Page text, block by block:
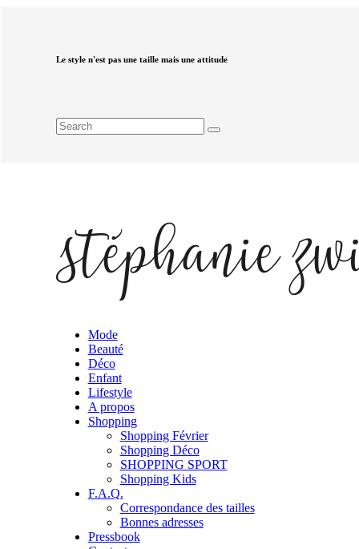
Le style n'est pas une taille mais une attitude
Mode
Beauté
Déco
Enfant
Lifestyle
A propos
Shopping
Shopping Février
Shopping Déco
SHOPPING SPORT
Shopping Kids
F.A.Q.
Correspondance des tailles
Bonnes adresses
Pressbook